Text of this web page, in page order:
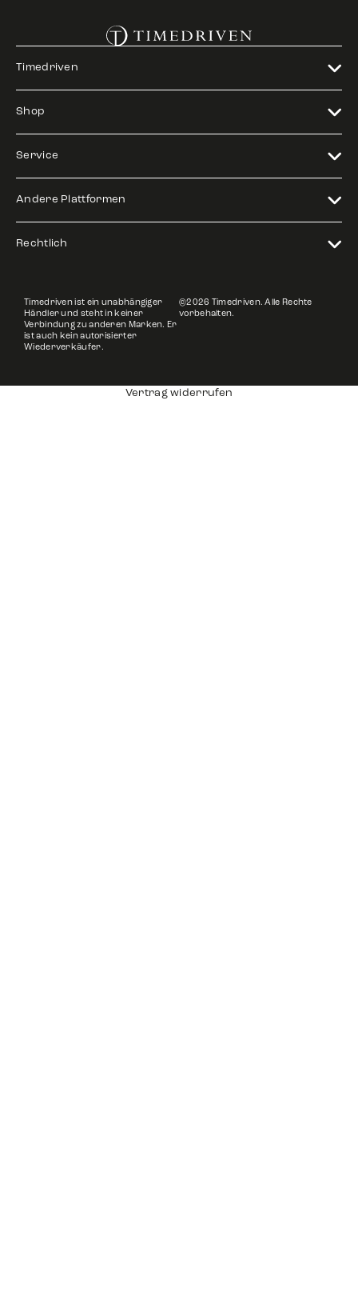
Timedriven
Shop
Service
Andere Plattformen
Rechtlich
Timedriven ist ein unabhängiger
Händler und steht in keiner
Verbindung zu anderen Marken. Er
ist auch kein autorisierter
Wiederverkäufer.
©2026 Timedriven. Alle Rechte
vorbehalten.
Vertrag widerrufen